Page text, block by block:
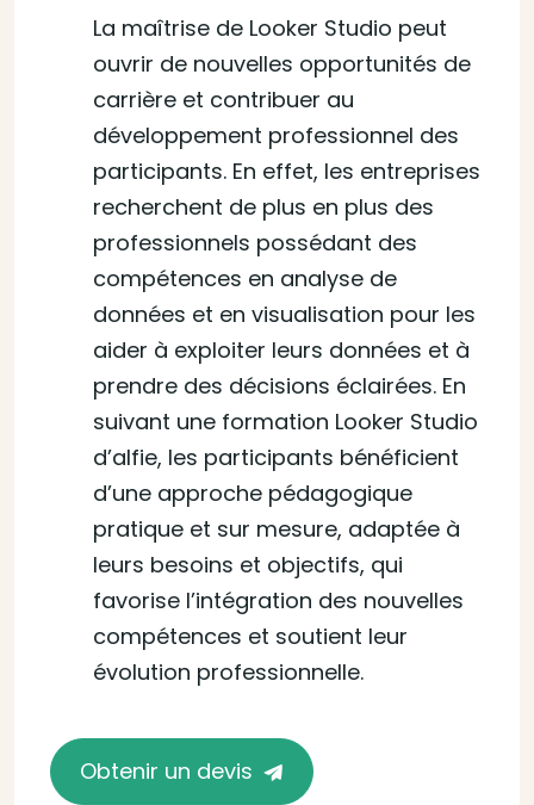
La maîtrise de Looker Studio peut
ouvrir de nouvelles opportunités de
carrière et contribuer au
développement professionnel des
participants. En effet, les entreprises
recherchent de plus en plus des
professionnels possédant des
compétences en analyse de
données et en visualisation pour les
aider à exploiter leurs données et à
prendre des décisions éclairées. En
suivant une formation Looker Studio
d’alfie, les participants bénéficient
d’une approche pédagogique
pratique et sur mesure, adaptée à
leurs besoins et objectifs, qui
favorise l’intégration des nouvelles
compétences et soutient leur
évolution professionnelle.
Obtenir un devis